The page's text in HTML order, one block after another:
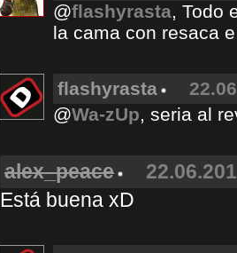
@flashyrasta, Todo
la cama con resaca
flashyrasta
@Wa-zUp, seria al
alex_peace
Está buena xD